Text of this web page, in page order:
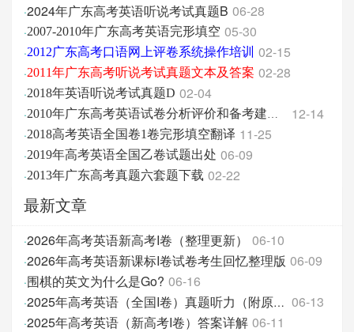
·2024年广东高考英语听说考试真题B 06-28
·2007-2010年广东高考英语完形填空 05-30
·2012广东高考口语网上评卷系统操作培训 02-15
·2011年广东高考听说考试真题文本及答案 02-28
·2018年英语听说考试真题D 02-04
· 2010年广东高考英语试卷分析评价和备考建议 12-14
·2018高考英语全国卷1卷完形填空翻译 11-25
·2019年高考英语全国乙卷试题出处 06-09
·2013年广东高考真题六套题下载 02-22
最新文章
·2026年高考英语新高考I卷（整理更新） 06-10
·2026年高考英语新课标I卷试卷考生回忆整理版 06-09
·围棋的英文为什么是Go? 06-16
· 2025年高考英语（全国I卷）真题听力（附原文和答案分 06-13
·2025年高考英语（新高考I卷）答案详解 06-11